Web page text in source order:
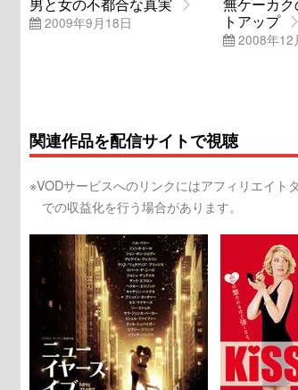
男と女の不都合な真実
2009年9月18日
無ケーカ
トアップ
2008年12
関連作品を配信サイトで視聴
※VODサービスへのリンクにはアフィリエイト
での収益化を行う場合があります。